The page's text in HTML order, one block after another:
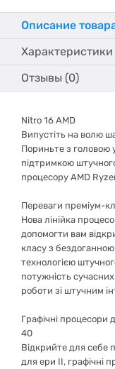
Описание
Характеристики
Отзывы (0)
Nitro 16 AMD
Випустіть на волю
Пориньте з головою
підтримкою
процесору AMD
Переваги преміум-
Нова лінійка
допомогти вам
класу з
технологією
потужність
роботи зі штучним
Графічні процесори
40
Відкрийте для себе
для ери ІІ, графічні